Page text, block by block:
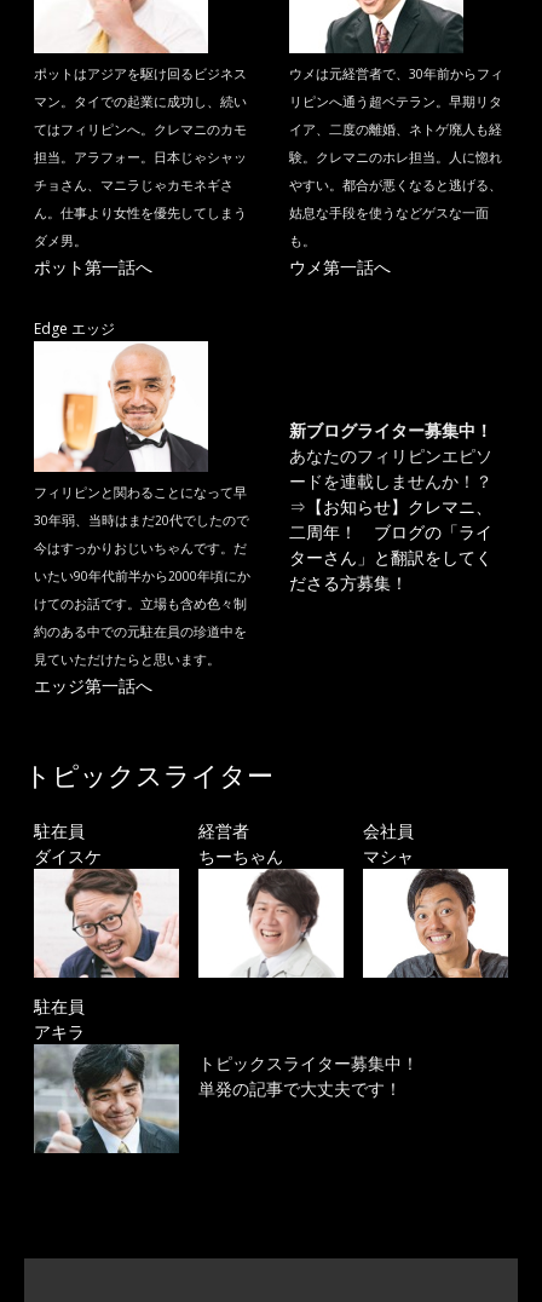
ポットはアジアを駆け回るビジネス
マン。タイでの起業に成功し、続い
てはフィリピンへ。クレマニのカモ
担当。アラフォー。日本じゃシャッ
チョさん、マニラじゃカモネギさ
ん。仕事より女性を優先してしまう
ダメ男。
ポット第一話へ
ウメは元経営者で、30年前からフィ
リピンへ通う超ベテラン。早期リタ
イア、二度の離婚、ネトゲ廃人も経
験。クレマニのホレ担当。人に惚れ
やすい。都合が悪くなると逃げる、
姑息な手段を使うなどゲスな一面
も。
ウメ第一話へ
Edge エッジ
フィリピンと関わることになって早
30年弱、当時はまだ20代でしたので
今はすっかりおじいちゃんです。だ
いたい90年代前半から2000年頃にか
けてのお話です。立場も含め色々制
約のある中での元駐在員の珍道中を
見ていただけたらと思います。
エッジ第一話へ
新ブログライター募集中！
あなたのフィリピンエピソ
ードを連載しませんか！？
⇒ 【お知らせ】クレマニ、
二周年！ ブログの「ライ
ターさん」と翻訳をしてく
ださる方募集！
トピックスライター
駐在員
ダイスケ
経営者
ちーちゃん
会社員
マシャ
駐在員
アキラ
トピックスライター募集中！
単発の記事で大丈夫です！